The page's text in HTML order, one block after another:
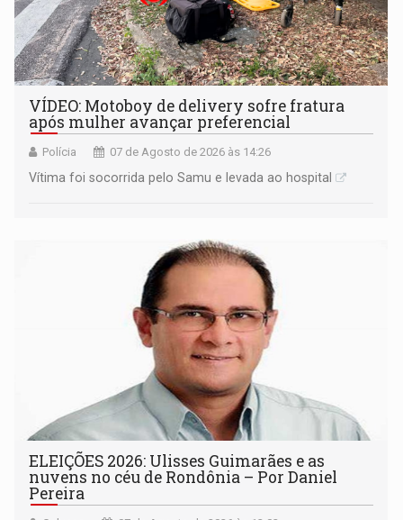
VÍDEO: Motoboy de delivery sofre fratura
após mulher avançar preferencial
Polícia 07 de Agosto de 2026 às 14:26
Vítima foi socorrida pelo Samu e levada ao hospital
ELEIÇÕES 2026: Ulisses Guimarães e as
nuvens no céu de Rondônia – Por Daniel
Pereira